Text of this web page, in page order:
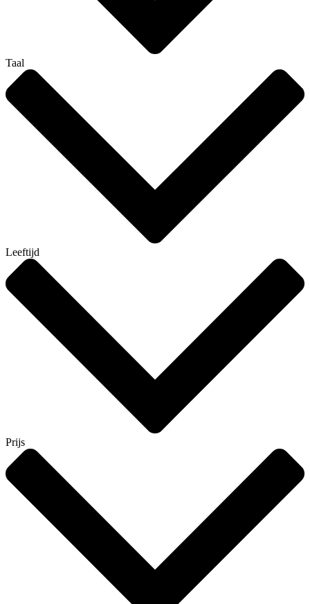
Taal
Leeftijd
Prijs